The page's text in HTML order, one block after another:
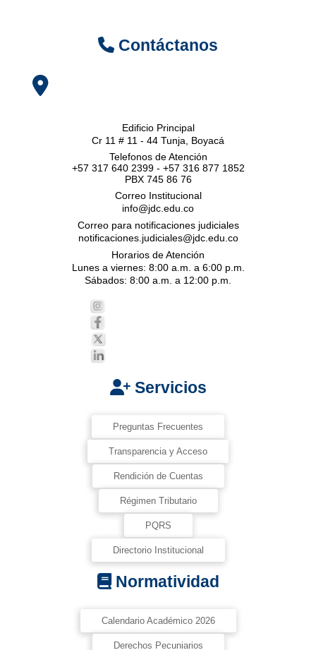
Contáctanos
Edificio Principal
Cr 11 # 11 - 44 Tunja, Boyacá
Telefonos de Atención
+57 317 640 2399 - +57 316 877 1852
PBX 745 86 76
Correo Institucional
info@jdc.edu.co
Correo para notificaciones judiciales
notificaciones.judiciales@jdc.edu.co
Horarios de Atención
Lunes a viernes: 8:00 a.m. a 6:00 p.m.
Sábados: 8:00 a.m. a 12:00 p.m.
Servicios
Preguntas Frecuentes
Transparencia y Acceso
Rendición de Cuentas
Régimen Tributario
PQRS
Directorio Institucional
Normatividad
Calendario Académico 2026
Derechos Pecuniarios